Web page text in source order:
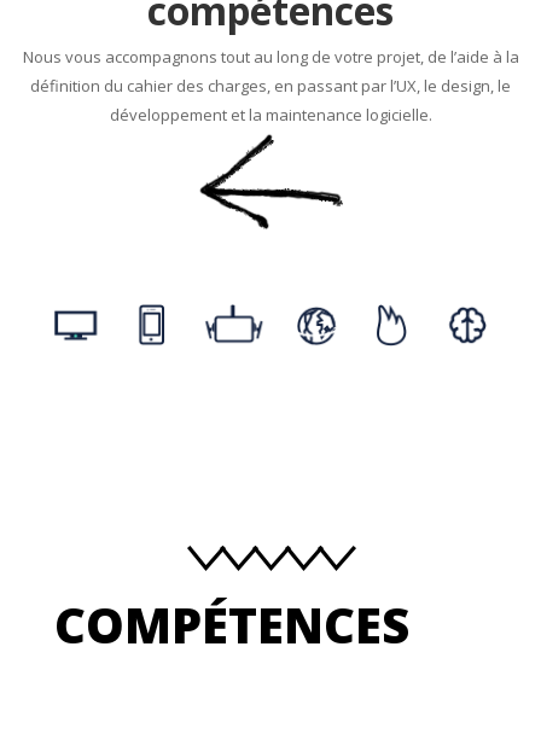
Nous vous accompagnons tout au long de votre projet, de l’aide à la
définition du cahier des charges, en passant par l’UX, le design, le
développement et la maintenance logicielle.
COMPÉTENCES